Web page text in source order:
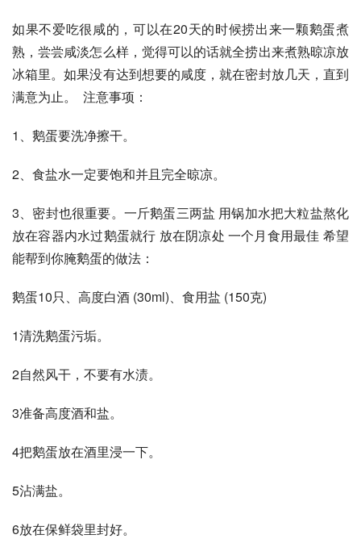
如果不爱吃很咸的，可以在20天的时候捞出来一颗鹅蛋煮
熟，尝尝咸淡怎么样，觉得可以的话就全捞出来煮熟晾凉放
冰箱里。如果没有达到想要的咸度，就在密封放几天，直到
满意为止。  注意事项：
1、鹅蛋要洗净擦干。
2、食盐水一定要饱和并且完全晾凉。
3、密封也很重要。一斤鹅蛋三两盐 用锅加水把大粒盐熬化
放在容器内水过鹅蛋就行 放在阴凉处 一个月食用最佳 希望
能帮到你腌鹅蛋的做法：
鹅蛋10只、高度白酒 (30ml)、食用盐 (150克)
1清洗鹅蛋污垢。
2自然风干，不要有水渍。
3准备高度酒和盐。
4把鹅蛋放在酒里浸一下。
5沾满盐。
6放在保鲜袋里封好。